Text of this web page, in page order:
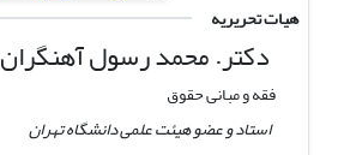
هیات تحریریه
دکتر. محمد رسول آهنگران
فقه و مبانی حقوق
استاد و عضو هیئت علمی دانشگاه تهران